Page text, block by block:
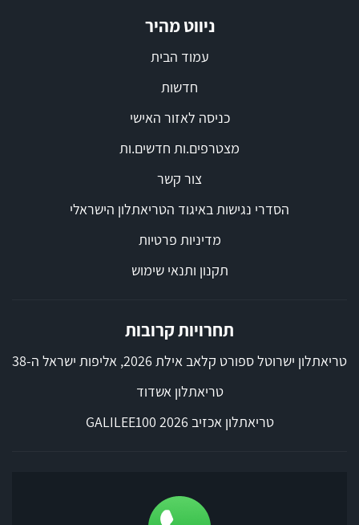
ניווט מהיר
עמוד הבית
חדשות
כניסה לאזור האישי
מצטרפים.ות חדשים.ות
צור קשר
הסדרי נגישות באיגוד הטריאתלון הישראלי
מדיניות פרטיות
תקנון ותנאי שימוש
תחרויות קרובות
טריאתלון ישרוטל ספורט קלאב אילת 2026, אליפות ישראל ה-38
טריאתלון אשדוד
טריאתלון אכזיב 2026 GALILEE100